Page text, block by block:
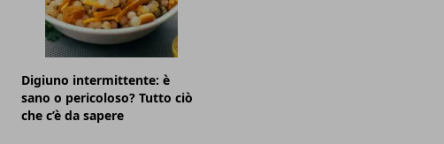
Digiuno intermittente: è
sano o pericoloso? Tutto ciò
che c’è da sapere